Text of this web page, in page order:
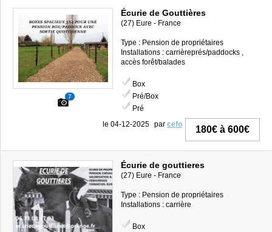
7
Écurie de Gouttières
(27) Eure - France
Type : Pension de propriétaires
Installations : carrièreprés/paddocks ,
accès forêt/balades
Box
Pré/Box
Pré
180€ à 600€
le 04-12-2025 par cefo
Écurie de gouttieres
(27) Eure - France
Type : Pension de propriétaires
Installations : carrière
Box